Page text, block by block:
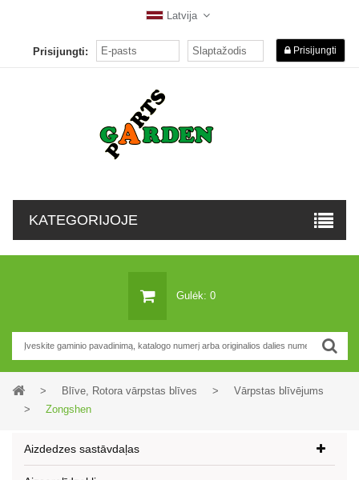
Latvija
Prisijungti: Prisijungti
KATEGORIJOJE
Gulėk: 0
> Blīve, Rotora vārpstas blīves >
Vārpstas blīvējums
>
Zongshen
Aizdedzes sastāvdaļas